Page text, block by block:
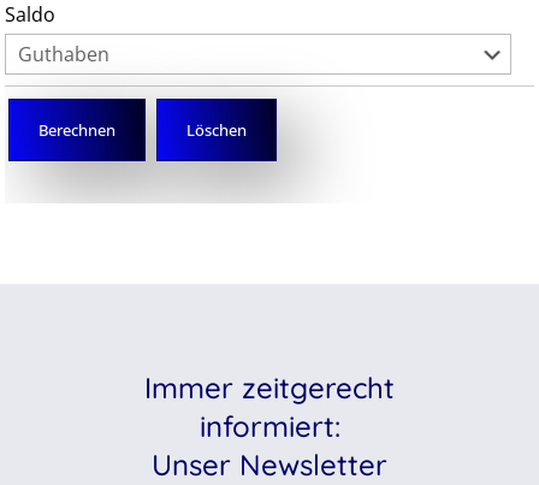
Saldo
Immer zeitgerecht
informiert:
Unser Newsletter